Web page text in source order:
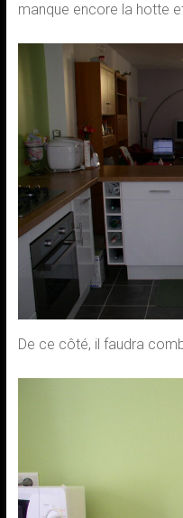
manque encore la hotte
De ce côté, il faudra